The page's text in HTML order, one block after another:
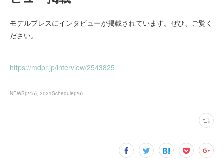
モデルプレスにインタビューが掲載されています。ぜひ、ご覧く
ださい。
https://mdpr.jp/interview/2543825
NEWS(245) 2021Schedule(26)